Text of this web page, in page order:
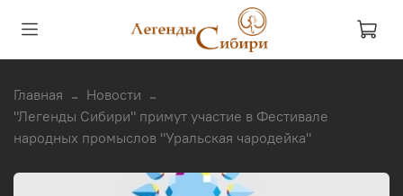
Главная
Новости
"Легенды Сибири" примут участие в Фестивале
народных промыслов "Уральская чародейка"